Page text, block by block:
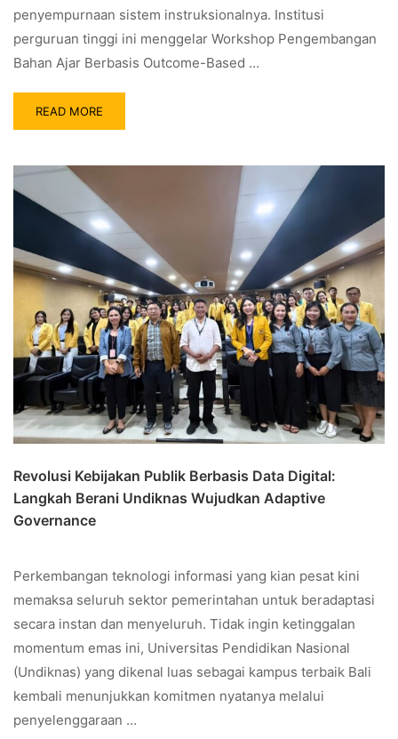
penyempurnaan sistem instruksionalnya. Institusi
perguruan tinggi ini menggelar Workshop Pengembangan
Bahan Ajar Berbasis Outcome-Based …
READ MORE
Revolusi Kebijakan Publik Berbasis Data Digital:
Langkah Berani Undiknas Wujudkan Adaptive
Governance
Perkembangan teknologi informasi yang kian pesat kini
memaksa seluruh sektor pemerintahan untuk beradaptasi
secara instan dan menyeluruh. Tidak ingin ketinggalan
momentum emas ini, Universitas Pendidikan Nasional
(Undiknas) yang dikenal luas sebagai kampus terbaik Bali
kembali menunjukkan komitmen nyatanya melalui
penyelenggaraan …